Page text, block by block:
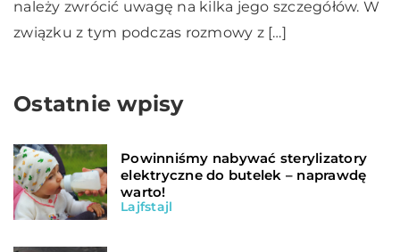
należy zwrócić uwagę na kilka jego szczegółów. W
związku z tym podczas rozmowy z […]
Ostatnie wpisy
Powinniśmy nabywać sterylizatory
elektryczne do butelek – naprawdę
warto!
Lajfstajl